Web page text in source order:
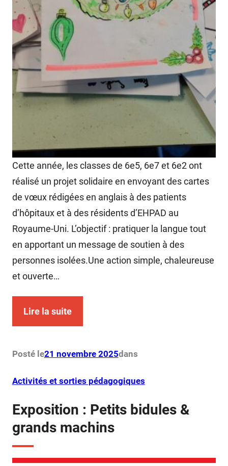
Cette année, les classes de 6e5, 6e7 et 6e2 ont
réalisé un projet solidaire en envoyant des cartes
de vœux rédigées en anglais à des patients
d’hôpitaux et à des résidents d’EHPAD au
Royaume-Uni. L’objectif : pratiquer la langue tout
en apportant un message de soutien à des
personnes isolées.Une action simple, chaleureuse
et ouverte…
Lire la suite
Posté le21 novembre 2025dans
Activités et sorties pédagogiques
Exposition : Petits bidules &
grands machins